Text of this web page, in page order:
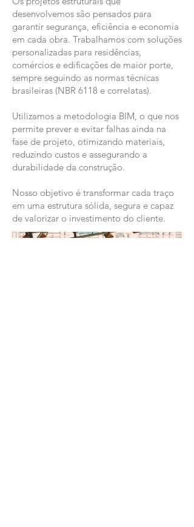
desenvolvemos são pensados para
garantir segurança, eficiência e economia
em cada obra. Trabalhamos com soluções
personalizadas para residências,
comércios e edificações de maior porte,
sempre seguindo as normas técnicas
brasileiras (NBR 6118 e correlatas).
Utilizamos a metodologia BIM, o que nos
permite prever e evitar falhas ainda na
fase de projeto, otimizando materiais,
reduzindo custos e assegurando a
durabilidade da construção.
Nosso objetivo é transformar cada traço
em uma estrutura sólida, segura e capaz
de valorizar o investimento do cliente.